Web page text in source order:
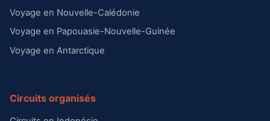
Voyage en Nouvelle-Calédonie
Voyage en Papouasie-Nouvelle-Guinée
Voyage en Antarctique
Circuits organisés